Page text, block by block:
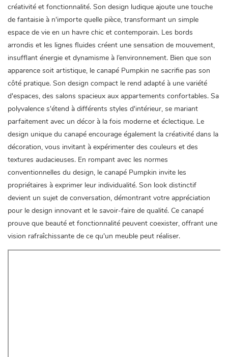
créativité et fonctionnalité. Son design ludique ajoute une touche
de fantaisie à n'importe quelle pièce, transformant un simple
espace de vie en un havre chic et contemporain. Les bords
arrondis et les lignes fluides créent une sensation de mouvement,
insufflant énergie et dynamisme à l’environnement. Bien que son
apparence soit artistique, le canapé Pumpkin ne sacrifie pas son
côté pratique. Son design compact le rend adapté à une variété
d'espaces, des salons spacieux aux appartements confortables. Sa
polyvalence s'étend à différents styles d'intérieur, se mariant
parfaitement avec un décor à la fois moderne et éclectique. Le
design unique du canapé encourage également la créativité dans la
décoration, vous invitant à expérimenter des couleurs et des
textures audacieuses. En rompant avec les normes
conventionnelles du design, le canapé Pumpkin invite les
propriétaires à exprimer leur individualité. Son look distinctif
devient un sujet de conversation, démontrant votre appréciation
pour le design innovant et le savoir-faire de qualité. Ce canapé
prouve que beauté et fonctionnalité peuvent coexister, offrant une
vision rafraîchissante de ce qu'un meuble peut réaliser.